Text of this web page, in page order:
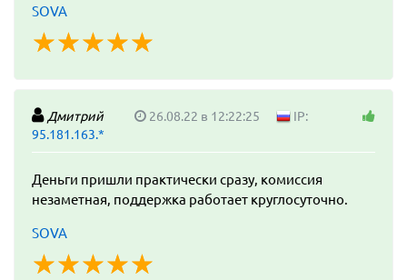
SOVA
☆☆☆☆☆
★★★★★
Дмитрий 26.08.22 в 12:22:25
IP:
95.181.163.*
Деньги пришли практически сразу, комиссия
незаметная, поддержка работает круглосуточно.
SOVA
☆☆☆☆☆
★★★★★